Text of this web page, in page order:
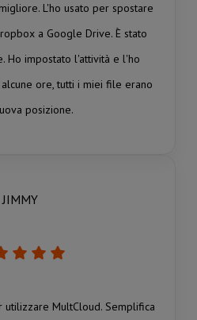
L'ho usato per spostare
a Google Drive. È stato
Ho impostato l'attività e l'ho
ore, tutti i miei file erano
posizione.
JIMMY
MultCloud. Semplifica